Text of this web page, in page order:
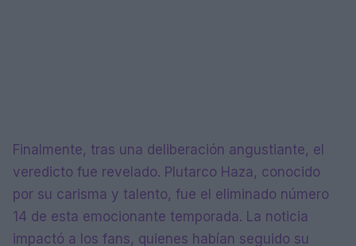
Finalmente, tras una deliberación angustiante, el
veredicto fue revelado. Plutarco Haza, conocido
por su carisma y talento, fue el eliminado número
14 de esta emocionante temporada. La noticia
impactó a los fans, quienes habían seguido su